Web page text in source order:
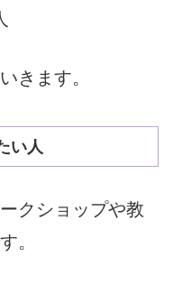
きます。
い人
クショップや教
。